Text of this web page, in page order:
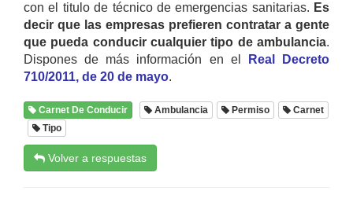
con el titulo de técnico de emergencias sanitarias. Es
decir que las empresas prefieren contratar a gente
que pueda conducir cualquier tipo de ambulancia.
Dispones de más información en el
Real Decreto
710/2011, de 20 de mayo.
Carnet De Conducir Ambulancia Permiso
Carnet
Tipo
Volver a respuestas